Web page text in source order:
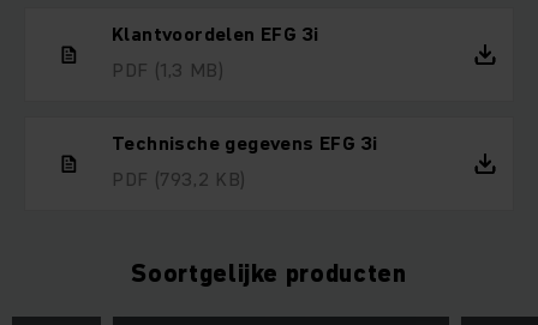
Klantvoordelen EFG 3i
PDF (1,3 MB)
Technische gegevens EFG 3i
PDF (793,2 KB)
Soortgelijke producten